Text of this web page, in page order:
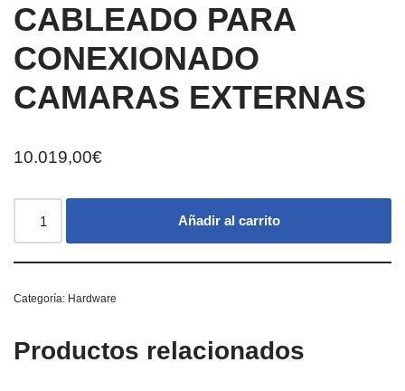
CABLEADO PARA
CONEXIONADO
CAMARAS EXTERNAS
10.019,00€
Añadir al carrito
Categoría: Hardware
Productos relacionados